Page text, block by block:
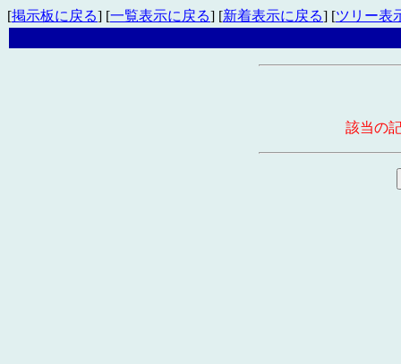
[掲示板に戻る] [一覧表示に戻る] [新着表示に戻る] [ツリー表
該当の